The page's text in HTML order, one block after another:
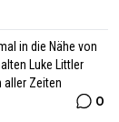
in die Nähe von
Luke Littler
aller Zeiten
0